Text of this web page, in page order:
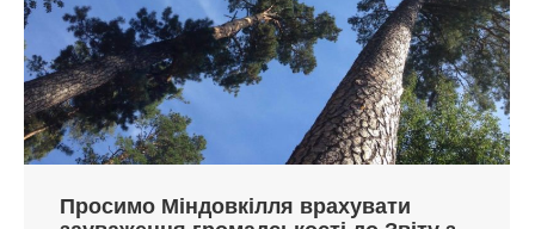
Просимо Міндовкілля врахувати